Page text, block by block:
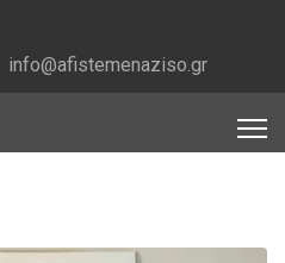
info@afistemenaziso.gr